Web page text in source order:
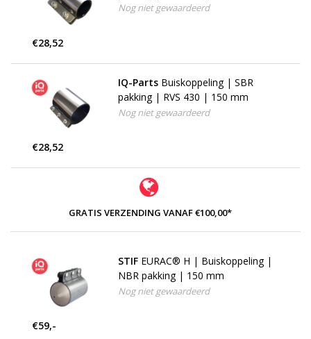
Nog niet gewaardeerd
€28,52
IQ-Parts Buiskoppeling | SBR
pakking | RVS 430 | 150 mm
Nog niet gewaardeerd
€28,52
GRATIS VERZENDING VANAF €100,00*
STIF EURAC® H | Buiskoppeling |
NBR pakking | 150 mm
Nog niet gewaardeerd
€59,-